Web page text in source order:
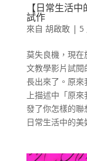
【日常生活
試作
來自 胡啟敢| 5
莫失良機，現
文教學影片試
長出來了。原來
上描述中「原
發了你怎樣的聯
日常生活中的美